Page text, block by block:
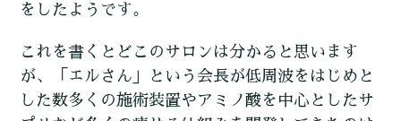
をしたようです。
これを書くとどこのサロンは分かると思います
が、「エルさん」という会長が低周波をはじめと
した数多くの施術装置やアミノ酸を中心としたサ